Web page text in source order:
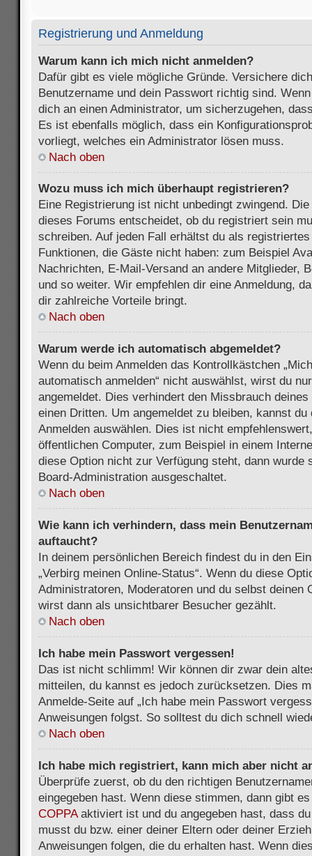
Registrierung und Anmeldung
Warum kann ich mich nicht anmelden?
Dafür gibt es viele mögliche Gründe. Versichere
Benutzername und dein Passwort richtig sind.
dich an einen Administrator, um sicherzugehen,
Es ist ebenfalls möglich, dass ein
vorliegt, welches ein Administrator lösen muss.
Nach oben
Wozu muss ich mich überhaupt registrieren?
Eine Registrierung ist nicht unbedingt zwingend.
dieses Forums entscheidet, ob du registriert sein
schreiben. Auf jeden Fall erhältst du als
Funktionen, die Gäste nicht haben: zum Beispiel
Nachrichten, E-Mail-Versand an andere Mitglieder,
und so weiter. Wir empfehlen dir eine Anmeldung,
dir zahlreiche Vorteile bringt.
Nach oben
Warum werde ich automatisch abgemeldet?
Wenn du beim Anmelden das Kontrollkästchen
automatisch anmelden“ nicht auswählst, wirst du
angemeldet. Dies verhindert den Missbrauch
einen Dritten. Um angemeldet zu bleiben, kannst
Anmelden auswählen. Dies ist nicht
öffentlichen Computer, zum Beispiel in einem
diese Option nicht zur Verfügung steht, dann wurde
Board-Administration ausgeschaltet.
Nach oben
Wie kann ich verhindern, dass mein
auftaucht?
In deinem persönlichen Bereich findest du in den
„Verbirg meinen Online-Status“. Wenn du diese
Administratoren, Moderatoren und du selbst deinen
wirst dann als unsichtbarer Besucher gezählt.
Nach oben
Ich habe mein Passwort vergessen!
Das ist nicht schlimm! Wir können dir zwar dein
mitteilen, du kannst es jedoch zurücksetzen. Dies
Anmelde-Seite auf „Ich habe mein Passwort
Anweisungen folgst. So solltest du dich schnell
Nach oben
Ich habe mich registriert, kann mich aber nicht
Überprüfe zuerst, ob du den richtigen
eingegeben hast. Wenn diese stimmen, dann gibt
COPPAaktiviert ist und du angegeben hast, dass
musst du bzw. einer deiner Eltern oder deiner
Anweisungen folgen, die du erhalten hast. Wenn